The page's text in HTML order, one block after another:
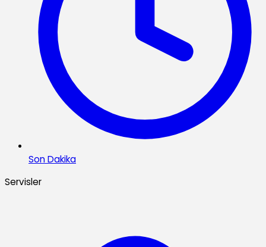
Son Dakika
Servisler